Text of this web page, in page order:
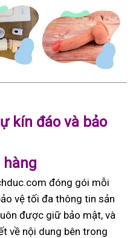
kín đáo và bảo
đóng gói mỗi
vệ tối đa thông tin sản
được giữ bảo mật, và
về nội dung bên trong